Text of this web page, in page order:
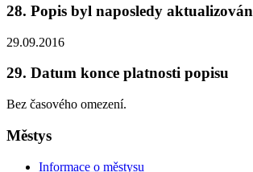
28. Popis byl naposledy aktualizován
29.09.2016
29. Datum konce platnosti popisu
Bez časového omezení.
Městys
Informace o městysu